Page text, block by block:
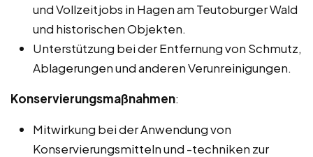
und Vollzeitjobs in Hagen am Teutoburger Wald
und historischen Objekten.
Unterstützung bei der Entfernung von Schmutz,
Ablagerungen und anderen Verunreinigungen.
Konservierungsmaßnahmen:
Mitwirkung bei der Anwendung von
Konservierungsmitteln und -techniken zur